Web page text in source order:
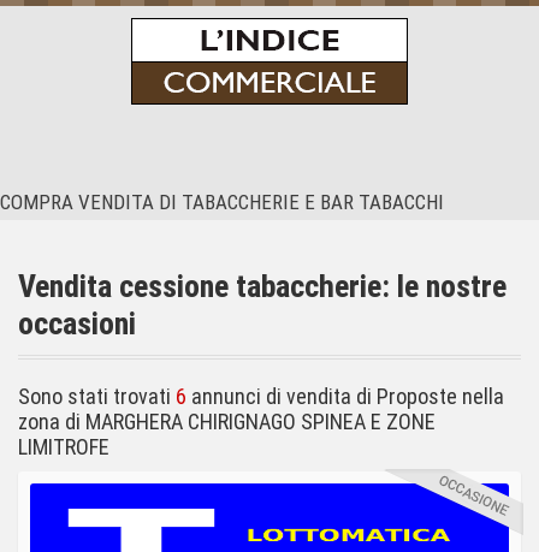
COMPRA VENDITA DI TABACCHERIE E BAR TABACCHI
Le nostre proposte
Speciale Bar e Ristoranti
Contatti
Vendita cessione tabaccherie: le nostre
occasioni
Sono stati trovati 6 annunci di vendita di Proposte nella
zona di MARGHERA CHIRIGNAGO SPINEA E ZONE
LIMITROFE